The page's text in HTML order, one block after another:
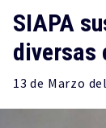
SIAPA
diversas
13 de Marzo